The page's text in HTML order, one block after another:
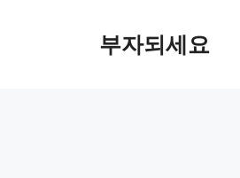
부자되세요